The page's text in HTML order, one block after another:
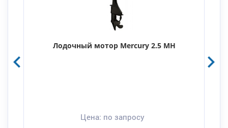
Лодочный мотор Mercury 2.5 MH
Цена: по запросу